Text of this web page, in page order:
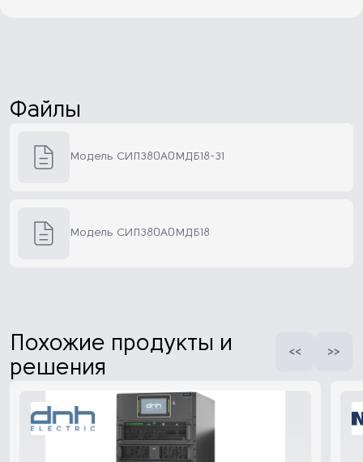
Файлы
Модель СИП380А0МДБ18-31
Модель СИП380А0МДБ18
Похожие продукты и
решения